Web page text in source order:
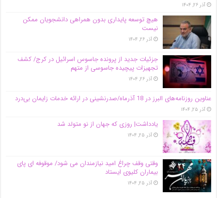
آذر ۲۶, ۱۴۰۴
هیچ توسعه پایداری بدون همراهی دانشجویان ممکن
نیست
آذر ۲۶, ۱۴۰۴
جزئیات جدید از پرونده جاسوس اسرائیل در کرج/‌ کشف
تجهیزات پیچیده جاسوسی از متهم
آذر ۲۶, ۱۴۰۴
عناوین روزنامه‌های البرز در ‌18 آذرماه/صدرنشینی در ارائه خدمات زایمان بی‌درد
آذر ۲۵, ۱۴۰۴
یادداشت| روزی که جهان از نو متولد شد
آذر ۲۵, ۱۴۰۴
وقتی وقف چراغ امید نیازمندان می شود/ موقوفه ای پای
بیماران کلیوی ایستاد
آذر ۲۵, ۱۴۰۴